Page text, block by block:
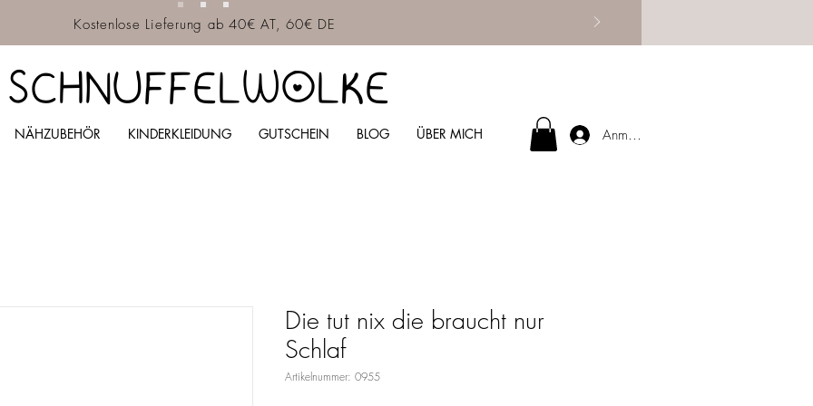
Kostenlose Lieferung ab 40€ AT, 60€ DE
SCHNUFFELWOLKE
NÄHZUBEHÖR KINDERKLEIDUNG GUTSCHEIN BLOG ÜBER MICH Anmelden
Die tut nix die braucht nur
Schlaf
Artikelnummer: 0955